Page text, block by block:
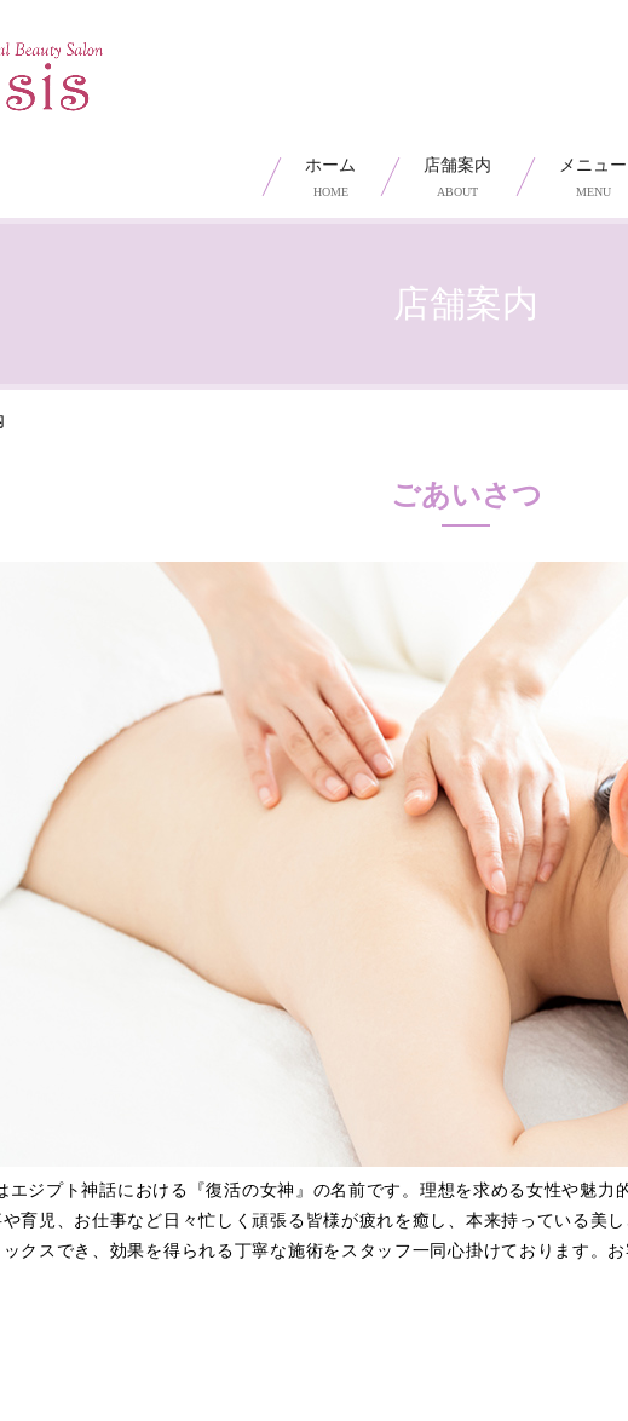
ホーム
HOME
店舗案内
ABOUT
メニュー
MENU
店舗案内
ごあいさつ
エジプト神話における『復活の女神』の名前です。理想を求める女性や魅力
育児、お仕事など日々忙しく頑張る皆様が疲れを癒し、本来持っている美
クスでき、効果を得られる丁寧な施術をスタッフ一同心掛けております。